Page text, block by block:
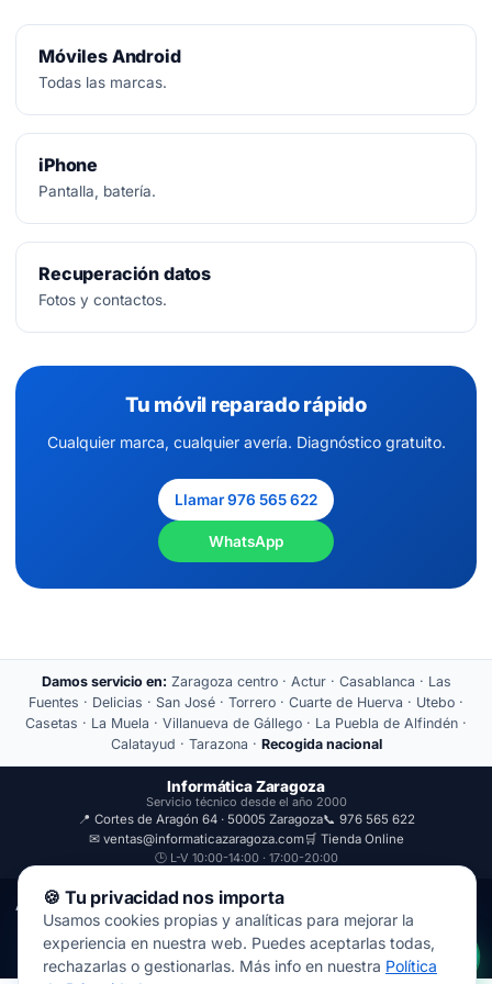
Móviles Android
Todas las marcas.
iPhone
Pantalla, batería.
Recuperación datos
Fotos y contactos.
Tu móvil reparado rápido
Cualquier marca, cualquier avería. Diagnóstico gratuito.
Llamar 976 565 622
WhatsApp
Damos servicio en: Zaragoza centro · Actur · Casablanca · Las
Fuentes · Delicias · San José · Torrero · Cuarte de Huerva · Utebo ·
Casetas · La Muela · Villanueva de Gállego · La Puebla de Alfindén ·
Calatayud · Tarazona · Recogida nacional
Informática Zaragoza
Servicio técnico desde el año 2000
📍 Cortes de Aragón 64 · 50005 Zaragoza📞 976 565 622
✉ ventas@informaticazaragoza.com🛒 Tienda Online
🕒 L-V 10:00-14:00 · 17:00-20:00
Aviso Legal
Política de Privacidad
© 2000-2026 · Javal Informática S.L. · Tienda Informática Zaragoza
· Reparación de Ordenadores, Portátiles y Móviles.
🍪 Tu privacidad nos importa
Usamos cookies propias y analíticas para mejorar la
experiencia en nuestra web. Puedes aceptarlas todas,
rechazarlas o gestionarlas. Más info en nuestra Política